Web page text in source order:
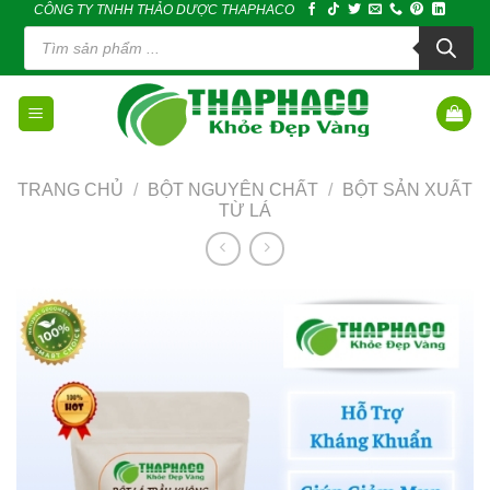
content
CÔNG TY TNHH THẢO DƯỢC THAPHACO
Tìm
kiếm
phẩm
TRANG CHỦ / BỘT NGUYÊN CHẤT /
BỘT SẢN XUẤT
TỪ LÁ